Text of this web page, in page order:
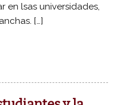
en lsas universidades,
[…]